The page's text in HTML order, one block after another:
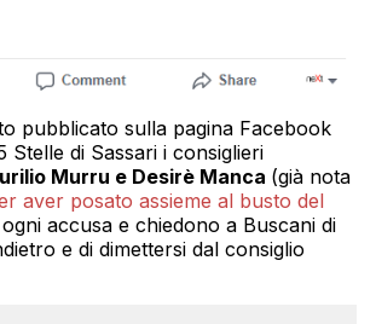
pubblicato sulla pagina Facebook
Stelle di Sassari i consiglieri
Murru e Desirè Manca (già nota
aver posato assieme al busto del
accusa e chiedono a Buscani di
e di dimettersi dal consiglio